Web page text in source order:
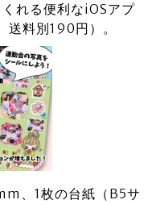
れる便利なiOSアプ
料別190円）。
、1枚の台紙（B5サ